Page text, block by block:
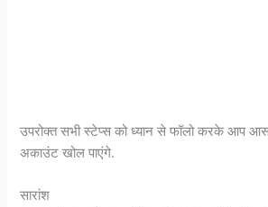
उपरोक्त सभी स्टेप्स को ध्यान से फॉलो करके आप
अकाउंट खोल पाएंगे.
सारांश